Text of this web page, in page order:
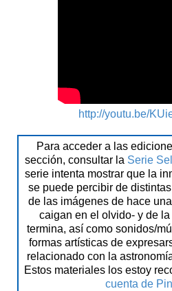
http://youtu.be/
Para acceder a las
sección, consultar la Serie
serie intenta mostrar que la
se puede percibir de
de las imágenes de hace
caigan en el olvido- y de
termina, así como sonidos/
formas artísticas de
relacionado con la
Estos materiales los estoy
cuenta de